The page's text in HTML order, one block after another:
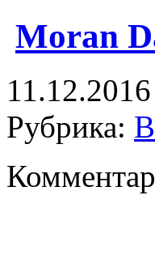
Moran
Рубрика: